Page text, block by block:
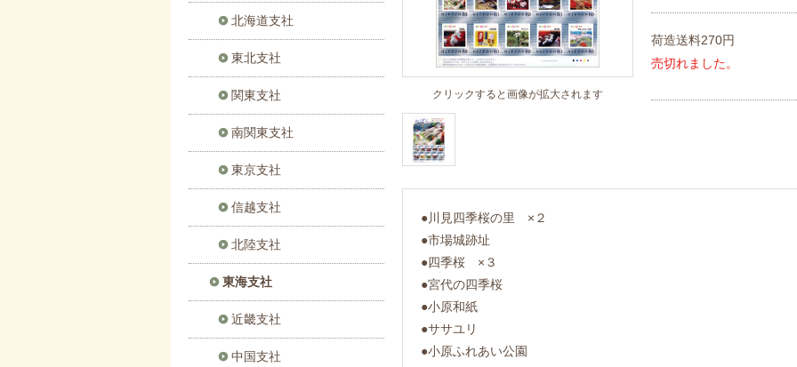
クリックすると画像が拡大されます
荷造送料270円
売切れました。
●川見四季桜の里 ×２
●市場城跡址
●四季桜 ×３
●宮代の四季桜
●小原和紙
●ササユリ
●小原ふれあい公園
北海道支社
東北支社
関東支社
南関東支社
東京支社
信越支社
北陸支社
東海支社
近畿支社
中国支社